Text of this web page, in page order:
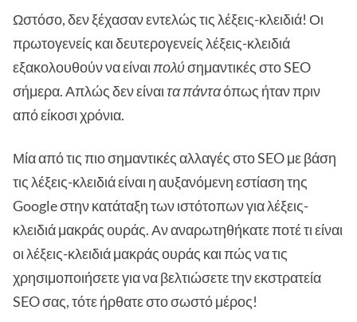
Ωστόσο, δεν ξέχασαν εντελώς τις λέξεις-κλειδιά! Οι
πρωτογενείς και δευτερογενείς λέξεις-κλειδιά
εξακολουθούν να είναι πολύσημαντικές στο SEO
σήμερα. Απλώς δεν είναιτα πάνταόπως ήταν πριν
από είκοσι χρόνια.
Μία από τις πιο σημαντικές αλλαγές στο SEO με βάση
τις λέξεις-κλειδιά είναι η αυξανόμενη εστίαση της
Google στην κατάταξη των ιστότοπων για λέξεις-
κλειδιά μακράς ουράς. Αν αναρωτηθήκατε ποτέ τι είναι
οι λέξεις-κλειδιά μακράς ουράς και πώς να τις
χρησιμοποιήσετε για να βελτιώσετε την εκστρατεία
SEO σας, τότε ήρθατε στο σωστό μέρος!